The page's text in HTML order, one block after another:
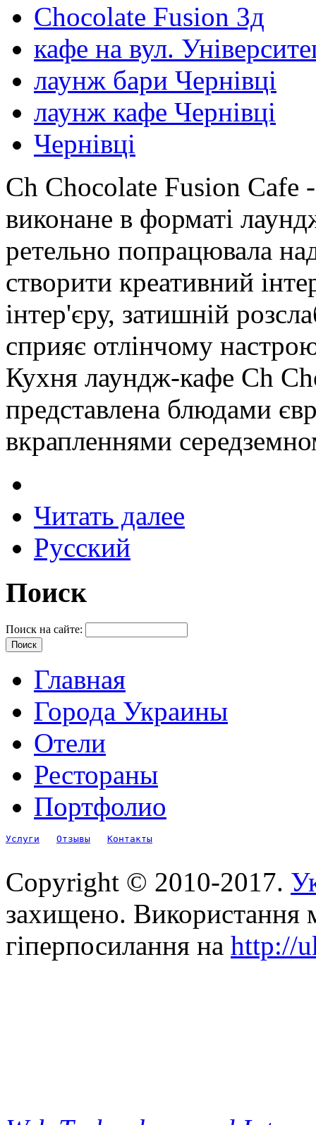
Chocolate Fusion 3д
кафе на вул.
лаунж бари Чернівці
лаунж кафе Чернівці
Чернівці
Ch Chocolate Fusion Cafe
виконане в форматі
ретельно попрацювала
створити креативний
інтер'єру, затишній
сприяє отлінчому
Кухня лаундж-кафе Ch
представлена ​​блюдами
вкрапленнями
Читать далее
Русский
Поиск
Поиск на сайте:
Главная
Города Украины
Отели
Рестораны
Портфолио
Услуги Отзывы Контакты
Copyright © 2010-2017.
захищено. Використання
гіперпосилання на http://